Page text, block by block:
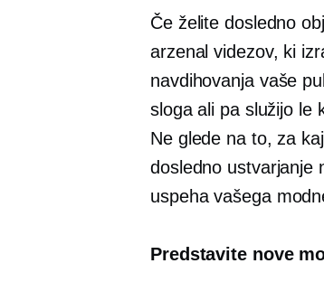
Če želite dosledno
arzenal videzov, ki
navdihovanja vaše
sloga ali pa služijo le
Ne glede na to, za
dosledno ustvarjanje
uspeha vašega
Predstavite nove